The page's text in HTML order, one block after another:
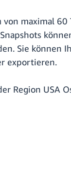
maximal
Sie können
exportieren.
Region USA